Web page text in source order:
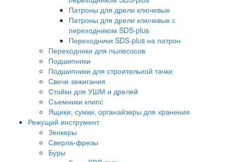
Патроны для дрели ключевые
Патроны для дрели ключевые с
переходником SDS-plus
Переходники SDS-plus на патрон
Переходники для пылесосов
Подшипники
Подшипники для строительной тачки
Свечи зажигания
Стойки для УШМ и дрелей
Съемники клипс
Ящики, сумки, органайзеры для хранения
Режущий инструмент
Зенкеры
Сверла-фрезы
Буры